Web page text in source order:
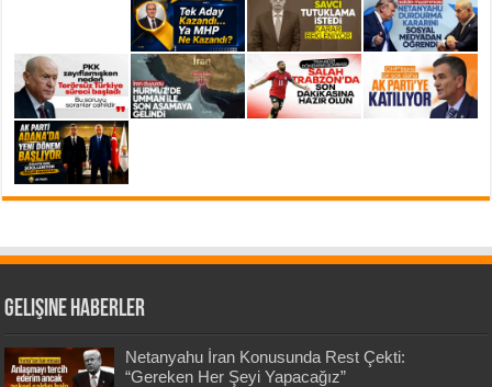
Gelişine Haberler
Netanyahu İran Konusunda Rest Çekti:
“Gereken Her Şeyi Yapacağız”